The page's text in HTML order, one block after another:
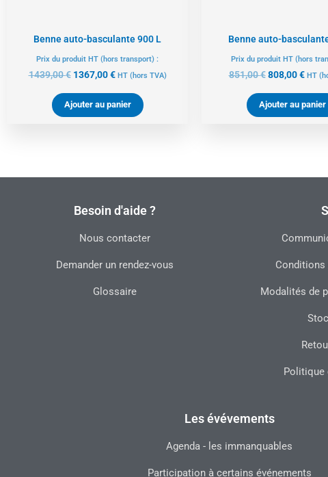
Benne auto-basculante 900 L
Prix du produit HT (hors transport) :
1439,00€ 1367,00€ HT (hors TVA)
Ajouter au panier
Benne auto-
Prix du produit HT (hors
851,00€ 808,00€ HT
Ajouter au panier
Besoin d'aide ?
Nous contacter
Demander un rendez-vous
Glossaire
Conditions
Modalités de
Politique
Les évévements
Agenda - les immanquables
Participation à certains événements